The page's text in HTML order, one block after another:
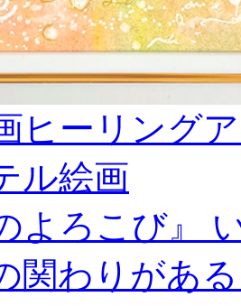
ヒーリング
ル絵画
よろこび』
関わりがあ